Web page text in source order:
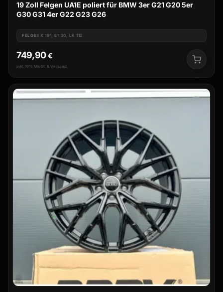
19 Zoll Felgen UA1E poliert für BMW 3er G21 G20 5er
G30 G31 4er G22 G23 G26
FELGE8 X 19", ET 30, LK 112
749,90€
inkl. 19% MwSt. & Versand